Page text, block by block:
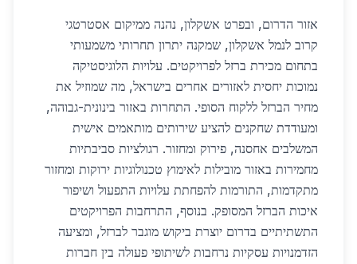
אזור הדרום, ובפרט אשקלון, נהנה ממיקום אסטרטגי
קרוב לנמל אשקלון, שמקנה יתרון תחרותי משמעותי
בתחום מכירת ברזל לפרויקטים. עלויות הלוגיסטיקה
נמוכות יחסית לאזורים אחרים בישראל, מה שמוזיל את
מחיר הברזל ללקוח הסופי. התחרות באזור בינונית-גבוהה,
ומעודדת שחקנים להציע שירותים מותאמים אישית
המשלבים אחסנה, פירוק ומחזור. רגולציות סביבתיות
מחמירות באזור מובילות לאימוץ טכנולוגיות ירוקות ומחזור
מתקדמות, התורמות להפחתת עלויות התפעול ושיפור
איכות הברזל המסופק. בנוסף, התרחבות הפרויקטים
התשתיתיים בדרום יוצרת ביקוש מוגבר לברזל, ומציעה
הזדמנויות עסקיות נרחבות לשיתופי פעולה בין חברות